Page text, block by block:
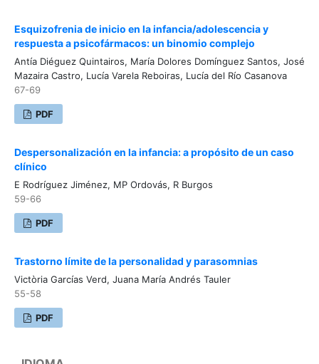
Esquizofrenia de inicio en la infancia/adolescencia y
respuesta a psicofármacos: un binomio complejo
Antía Diéguez Quintairos, María Dolores Domínguez Santos, José
Mazaira Castro, Lucía Varela Reboiras, Lucía del Río Casanova
67-69
PDF
Despersonalización en la infancia: a propósito de un caso
clínico
E Rodríguez Jiménez, MP Ordovás, R Burgos
59-66
PDF
Trastorno límite de la personalidad y parasomnias
Victòria Garcías Verd, Juana María Andrés Tauler
55-58
PDF